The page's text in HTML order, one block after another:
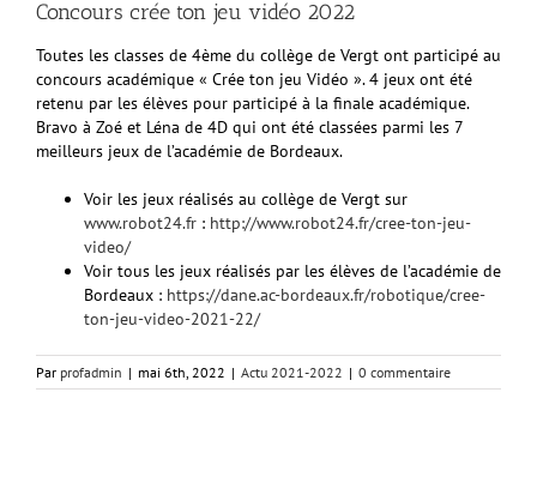
Concours crée ton jeu vidéo 2022
Toutes les classes de 4ème du collège de Vergt ont participé au
concours académique « Crée ton jeu Vidéo ». 4 jeux ont été
retenu par les élèves pour participé à la finale académique.
Bravo à Zoé et Léna de 4D qui ont été classées parmi les 7
meilleurs jeux de l’académie de Bordeaux.
Voir les jeux réalisés au collège de Vergt sur
www.robot24.fr : http://www.robot24.fr/cree-ton-jeu-
video/
Voir tous les jeux réalisés par les élèves de l’académie de
Bordeaux : https://dane.ac-bordeaux.fr/robotique/cree-
ton-jeu-video-2021-22/
Par profadmin | mai 6th, 2022 | Actu 2021-2022 | 0 commentaire